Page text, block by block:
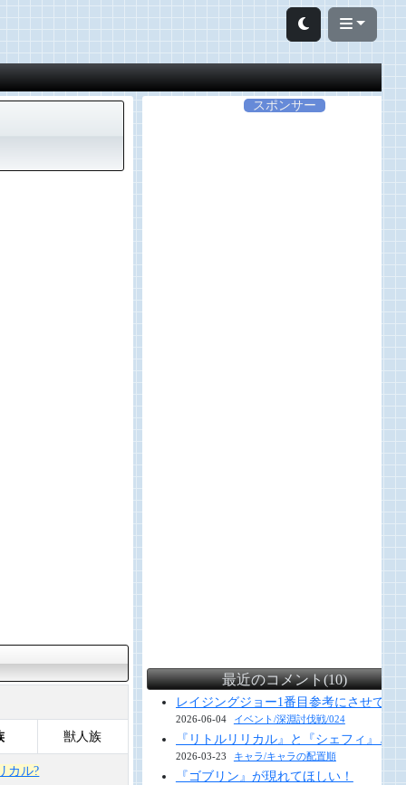
獣人族
カル?
スポンサー
最近のコメント(10)
レイジングジョー1番目参考にさせてい
2026-06-04 イベント/深淵討伐戦/024
『リトルリリカル』と『シェフィ』と
2026-03-23 キャラ/キャラの配置順
『ゴブリン』が現れてほしい！